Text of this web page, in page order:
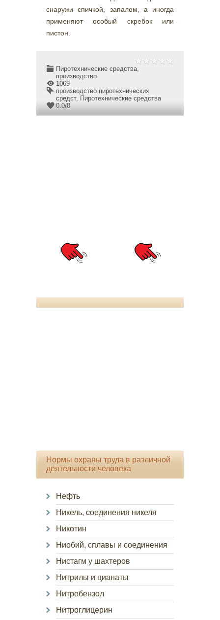
снаружи спичкой, запалом, а иногда
применяют особый скребок или
пистон.
Пиротехнические средства,
производство
1069
производство пиротехнических
средст, Пиротехнические средства
0.0/0
Нормы охраны труда в различной
деятельности человека
Нефть
Никель, соединения никеля
Никотин
Ниобий, сплавы и соединения
Нистагм у шахтеров
Нитрилы и цианаты
Нитробензол
Нитроглицерин